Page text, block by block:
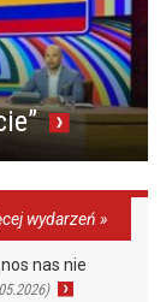
wydarzeń »
nas nie